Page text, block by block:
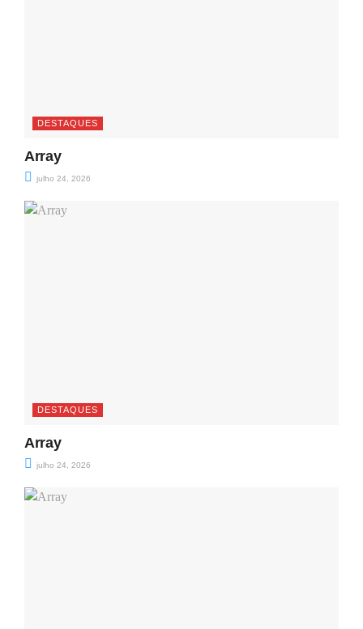
DESTAQUES
Array
julho 24, 2026
DESTAQUES
Array
julho 24, 2026